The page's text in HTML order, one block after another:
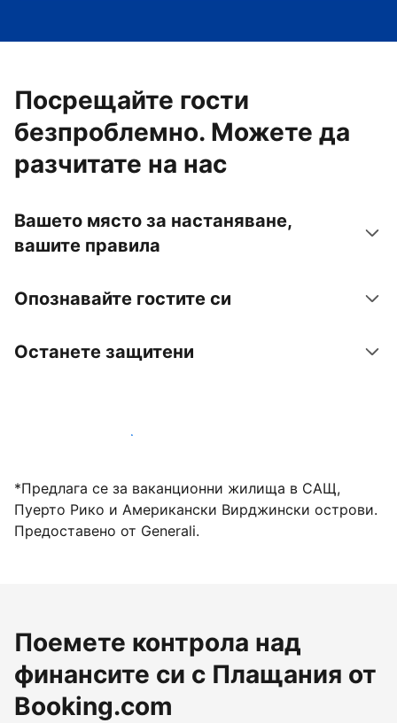
Посрещайте гости
безпроблемно. Можете да
разчитате на нас
Вашето място за настаняване,
вашите правила
Опознавайте гостите си
Останете защитени
Посрещайте гости с нас днес
*Предлага се за ваканционни жилища в САЩ,
Пуерто Рико и Американски Вирджински острови.
Предоставено от Generali.
Поемете контрола над
финансите си с Плащания от
Booking.com